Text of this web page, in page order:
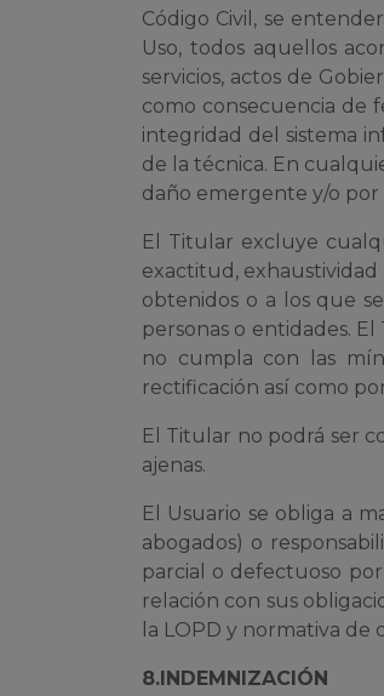
Código Civil, se
Uso, todos aquellos
servicios, actos de
como consecuencia de
integridad del sistema
de la técnica. En
daño emergente y/o por
El Titular excluye
exactitud, exhaustividad
obtenidos o a los que
personas o entidades.
no cumpla con las
rectificación así como
El Titular no podrá ser
ajenas.
El Usuario se obliga a
abogados) o
parcial o defectuoso
relación con sus
la LOPD y normativa de
8.INDEMNIZACIÓN